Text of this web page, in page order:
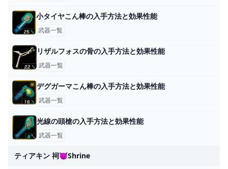
小タイヤこん棒の入手方法と効果性能
武器一覧
リザルフォスの骨の入手方法と効果性能
武器一覧
デグガーマこん棒の入手方法と効果性能
武器一覧
光線の頭槍の入手方法と効果性能
武器一覧
ティアキン 祠😈shrine